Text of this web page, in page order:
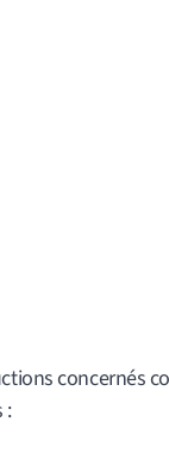
concernés
: